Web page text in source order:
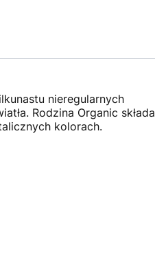
nieregularnych
Rodzina Organic składa
kolorach.